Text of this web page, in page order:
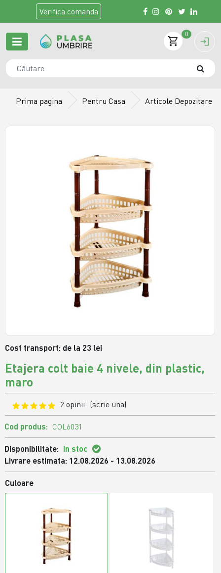
Verifica comanda
0
Prima pagina Pentru Casa Articole Depozitare
Cost transport: de la 23 lei
Etajera colt baie 4 nivele, din plastic,
maro
2 opinii (scrie una)
Cod produs: COL6031
Disponibilitate: In stoc
Livrare estimata: 12.08.2026 - 13.08.2026
Culoare